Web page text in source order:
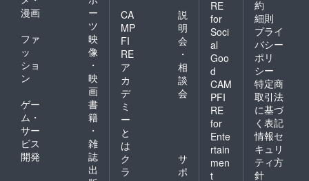
漫画
ー
ツ
ファ
ッ
ショ
ン
映
像
・
映
画
ゲー
ム・
サー
ビス
開発
書
籍
・
雑
誌
出
CA
MP
FI
RE
ア
カ
デ
ミ
ー
と
は
説
明
会
・
相
談
会
ク
ラ
サ
ポ
RE
for
Soci
al
Goo
d
CAM
PFI
RE
for
Ente
rtain
men
t
約
細則
プライ
バシー
ポリ
シー
特定商
取引法
に基づ
く表記
情報セ
キュリ
ティ方
針